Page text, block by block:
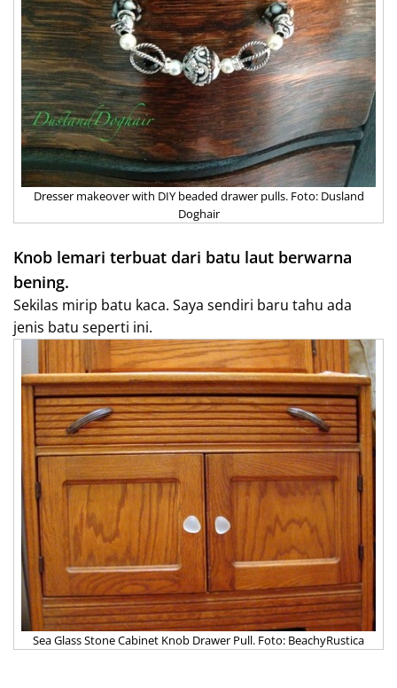
Dresser makeover with DIY beaded drawer pulls. Foto: Dusland
Doghair
Knob lemari terbuat dari batu laut berwarna
bening.
Sekilas mirip batu kaca. Saya sendiri baru tahu ada
jenis batu seperti ini.
Sea Glass Stone Cabinet Knob Drawer Pull. Foto: BeachyRustica